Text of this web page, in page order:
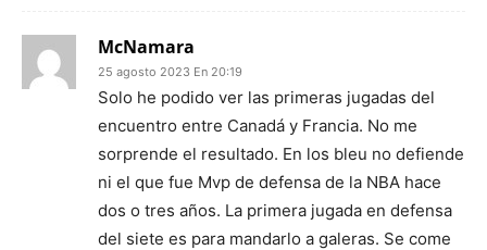
McNamara
25 agosto 2023 En 20:19
Solo he podido ver las primeras jugadas del
encuentro entre Canadá y Francia. No me
sorprende el resultado. En los bleu no defiende
ni el que fue Mvp de defensa de la NBA hace
dos o tres años. La primera jugada en defensa
del siete es para mandarlo a galeras. Se come